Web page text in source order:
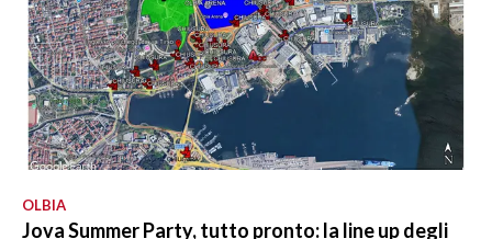
OLBIA
Jova Summer Party, tutto pronto: la line up degli